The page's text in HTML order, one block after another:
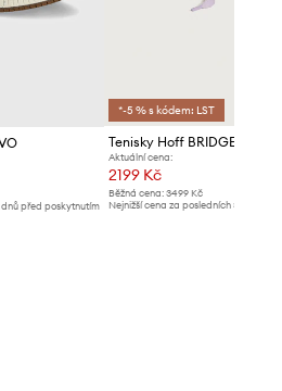
dnů před poskytnutím
*-5 % s kódem: LST
Tenisky Hoff BRIDGE MESH
Aktuální cena:
2199 Kč
Běžná cena: 3499 Kč
Nejnižší cena za posledních 30 dnů